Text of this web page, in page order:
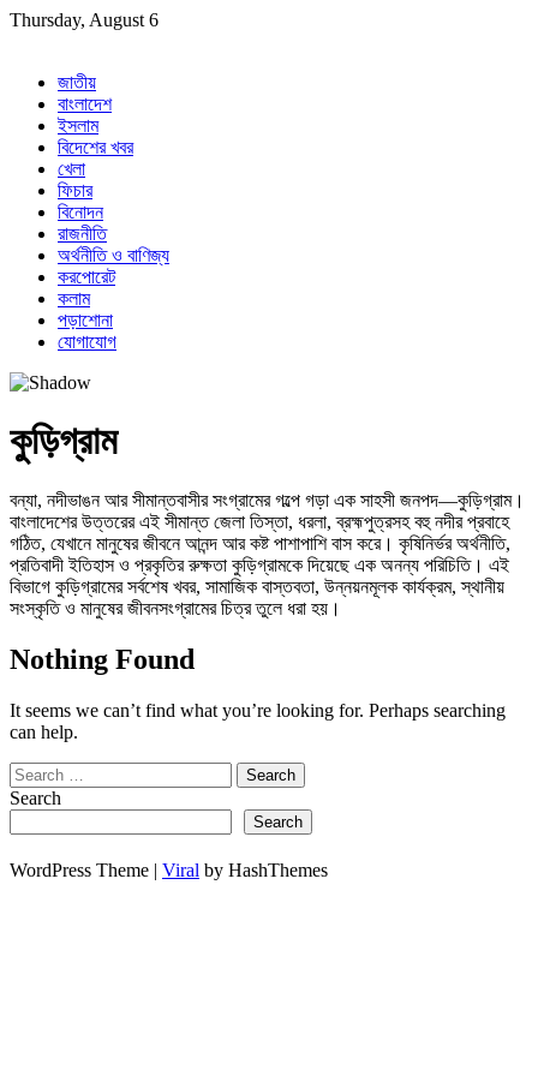
Skip
Thursday, August 6
জাতীয়
বাংলাদেশ
ইসলাম
বিদেশের খবর
খেলা
ফিচার
বিনোদন
রাজনীতি
অর্থনীতি ও বাণিজ্য
করপোরেট
কলাম
পড়াশোনা
যোগাযোগ
কুড়িগ্রাম
বন্যা, নদীভাঙন আর সীমান্তবাসীর সংগ্রামের গল্পে গড়া এক সাহসী জনপদ—কুড়িগ্রাম।
বাংলাদেশের উত্তরের এই সীমান্ত জেলা তিস্তা, ধরলা, ব্রহ্মপুত্রসহ বহু নদীর প্রবাহে
গঠিত, যেখানে মানুষের জীবনে আনন্দ আর কষ্ট পাশাপাশি বাস করে। কৃষিনির্ভর অর্থনীতি,
প্রতিবাদী ইতিহাস ও প্রকৃতির রুক্ষতা কুড়িগ্রামকে দিয়েছে এক অনন্য পরিচিতি। এই
বিভাগে কুড়িগ্রামের সর্বশেষ খবর, সামাজিক বাস্তবতা, উন্নয়নমূলক কার্যক্রম, স্থানীয়
সংস্কৃতি ও মানুষের জীবনসংগ্রামের চিত্র তুলে ধরা হয়।
Nothing Found
It seems we can’t find what you’re looking for. Perhaps searching
can help.
Search
for:
Search
Search
WordPress Theme | Viral by HashThemes